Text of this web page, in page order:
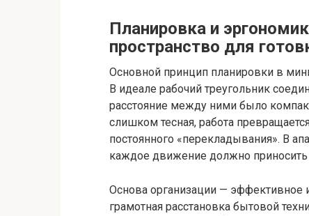
Планировка и
пространство для
Основной принцип планировки в
В идеале рабочий треугольник
расстояние между ними было
слишком тесная, работа
постоянного «перекладывания». В
каждое движение должно приносить
Основа организации — эффективное
грамотная расстановка бытовой